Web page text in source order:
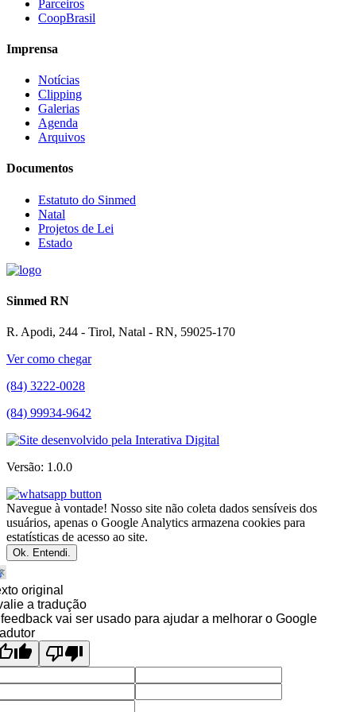
Parceiros
CoopBrasil
Imprensa
Notícias
Clipping
Galerias
Agenda
Arquivos
Documentos
Estatuto do Sinmed
Natal
Projetos de Lei
Estado
Sinmed RN
R. Apodi, 244 - Tirol, Natal - RN, 59025-170
Ver como chegar
(84) 3222-0028
(84) 99934-9642
Versão: 1.0.0
Navegue à vontade! Nosso site não coleta dados sensíveis dos
usuários, apenas o Google Analytics armazena cookies para
estatísticas de acesso ao site.
Ok. Entendi.
original
a tradução
vai ser usado para ajudar a melhorar o Google